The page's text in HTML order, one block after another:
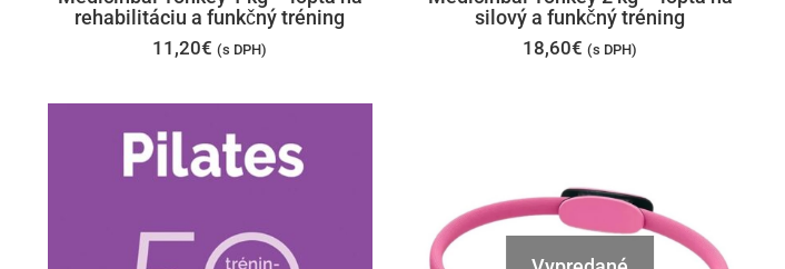
rehabilitáciu a funkčný tréning
11,20€ (s DPH)
silový a funkčný tréning
18,60€ (s DPH)